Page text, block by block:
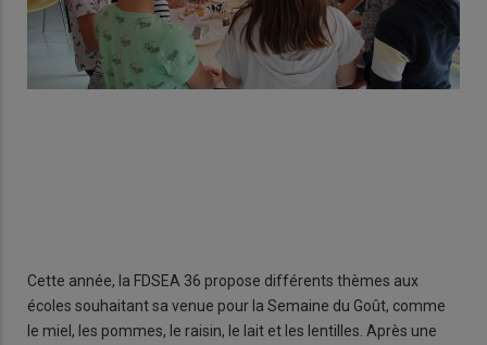
Cette année, la FDSEA 36 propose différents thèmes aux
écoles souhaitant sa venue pour la Semaine du Goût, comme
le miel, les pommes, le raisin, le lait et les lentilles. Après une